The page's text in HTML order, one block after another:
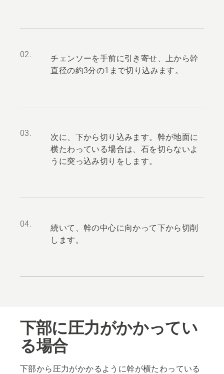
02.
チェンソーを手前に引き寄せ、上から幹
直径の約3分の1まで切り込みます。
03.
次に、下から切り込みます。幹が地面に
横たわっている場合は、石を切らないよ
うに突っ込み切りをします。
04.
続いて、幹の中心に向かって下から切削
します。
下部に圧力がかかってい
る場合
下部から圧力がかかるように幹が横たわっている